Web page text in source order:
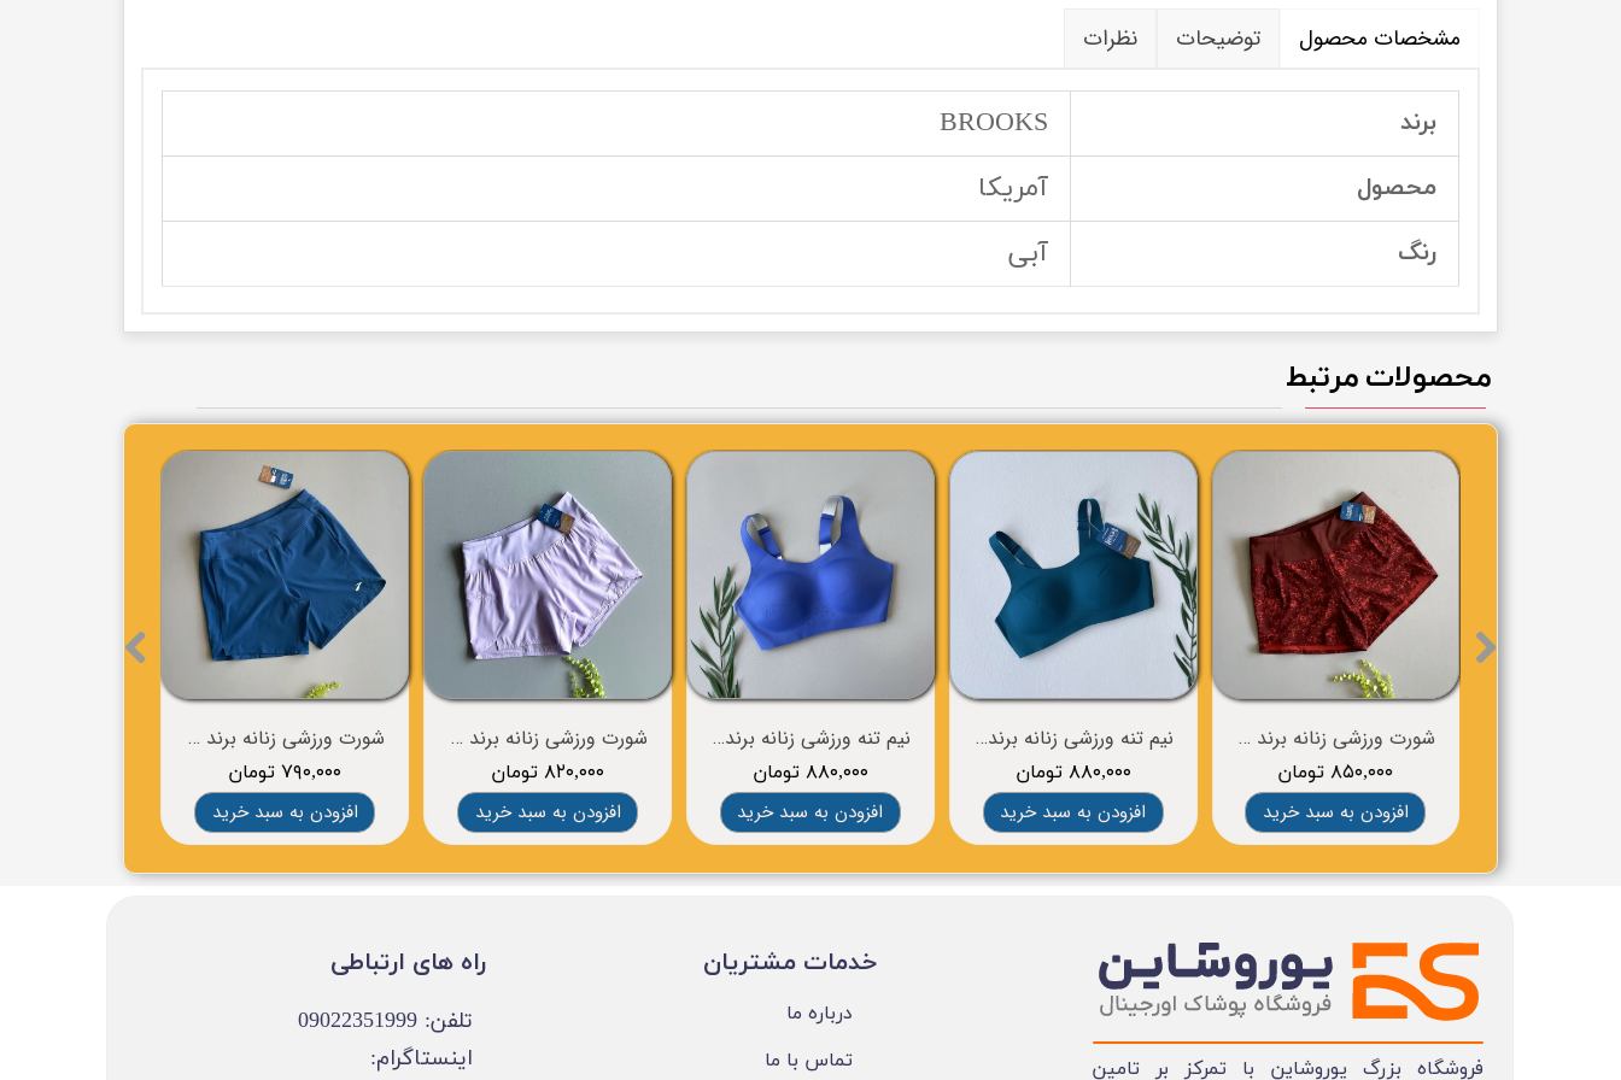
مشخصات محصول توضیحات نظرات
برند BROOKS
محصول آمریکا
رنگ آبی
شورت ورزشی زنانه برند BROOKS
۷۹۰,۰۰۰ تومان
افزودن به سبد خرید
شورت ورزشی زنانه برند BROOKS
۸۲۰,۰۰۰ تومان
افزودن به سبد خرید
نیم تنه ورزشی زنانه برند BROOKS
۸۸۰,۰۰۰ تومان
افزودن به سبد خرید
نیم تنه ورزشی زنانه برند BROOKS
۸۸۰,۰۰۰ تومان
افزودن به سبد خرید
شورت ورزشی زنانه برند BROOKS
۸۵۰,۰۰۰ تومان
افزودن به سبد خرید
محصولات مرتبط
فروشگاه بزرگ یوروشاین با تمرکز بر تامین
​خدمات مشتریان
درباره ما
تماس با ما
تلفن: 09022351999
اینستاگرام:
​​راه های ارتباطی